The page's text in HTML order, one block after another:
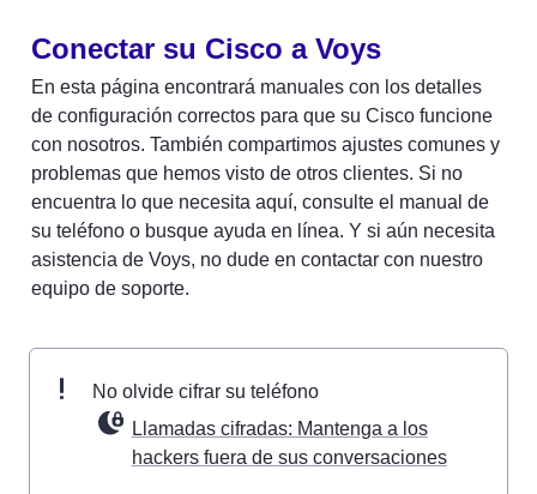
Conectar su Cisco a Voys
En esta página encontrará manuales con los detalles
de configuración correctos para que su Cisco funcione
con nosotros. También compartimos ajustes comunes y
problemas que hemos visto de otros clientes. Si no
encuentra lo que necesita aquí, consulte el manual de
su teléfono o busque ayuda en línea. Y si aún necesita
asistencia de Voys, no dude en contactar con nuestro
equipo de soporte.
No olvide cifrar su teléfono
Llamadas cifradas: Mantenga a los
hackers fuera de sus conversaciones